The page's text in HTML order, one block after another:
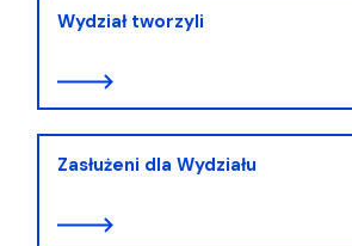
Wydział tworzyli
Zasłużeni dla Wydziału